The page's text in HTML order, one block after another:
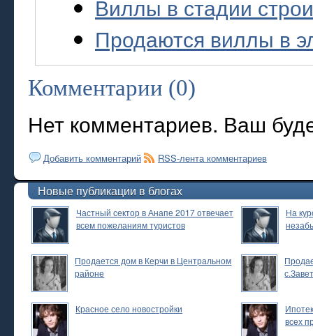
Виллы в стадии
Продаются виллы в
Комментарии (0)
Нет комментариев. Ваш
Добавить комментарий RSS-лента комментариев
Новые публикации в блогах
Частный сектор в Анапе 2017 отвечает
всем пожеланиям туристов
На
Продается дом в Керчи в Центральном
районе
Красное село новостройки
всех